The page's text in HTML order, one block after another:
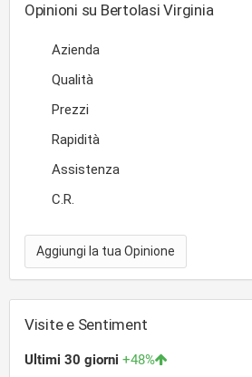
Opinioni su Bertolasi Virginia
Azienda
Qualità
Prezzi
Rapidità
Assistenza
C.R.
Aggiungi la tua Opinione
Visite e Sentiment